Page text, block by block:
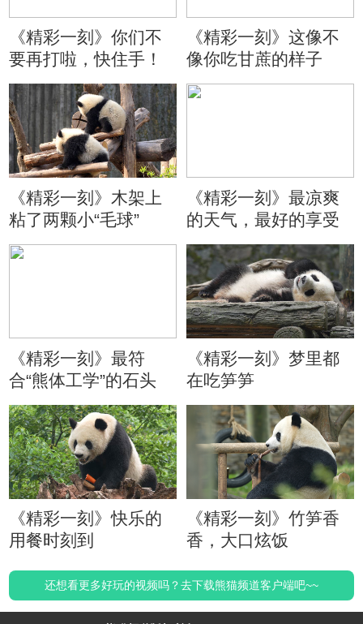
《精彩一刻》你们不
要再打啦，快住手！
《精彩一刻》这像不
像你吃甘蔗的样子
《精彩一刻》木架上
粘了两颗小“毛球”
《精彩一刻》最凉爽
的天气，最好的享受
《精彩一刻》最符
合“熊体工学”的石头
《精彩一刻》梦里都
在吃笋笋
《精彩一刻》快乐的
用餐时刻到
《精彩一刻》竹笋香
香，大口炫饭
还想看更多好玩的视频吗？去下载熊猫频道客户端吧~~